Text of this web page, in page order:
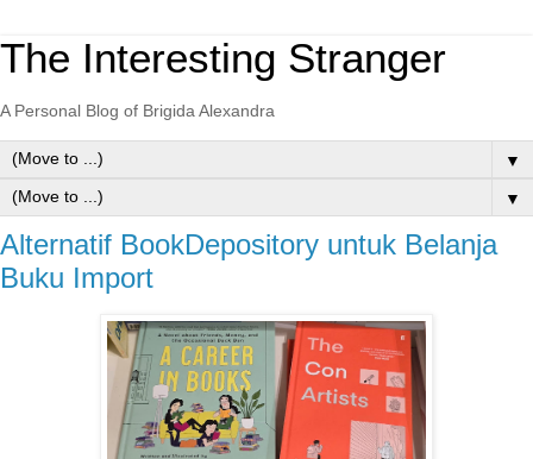
The Interesting Stranger
A Personal Blog of Brigida Alexandra
▼
▼
Alternatif BookDepository untuk Belanja
Buku Import